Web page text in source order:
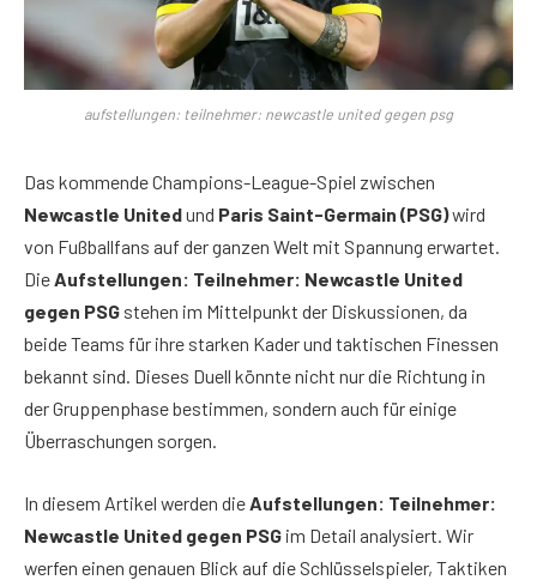
aufstellungen: teilnehmer: newcastle united gegen psg
Das kommende Champions-League-Spiel zwischen
Newcastle Unitedund Paris Saint-Germain (PSG)wird
von Fußballfans auf der ganzen Welt mit Spannung erwartet.
DieAufstellungen: Teilnehmer: Newcastle United
gegen PSG stehen im Mittelpunkt der Diskussionen, da
beide Teams für ihre starken Kader und taktischen Finessen
bekannt sind. Dieses Duell könnte nicht nur die Richtung in
der Gruppenphase bestimmen, sondern auch für einige
Überraschungen sorgen.
In diesem Artikel werden die Aufstellungen: Teilnehmer:
Newcastle United gegen PSG im Detail analysiert. Wir
werfen einen genauen Blick auf die Schlüsselspieler, Taktiken